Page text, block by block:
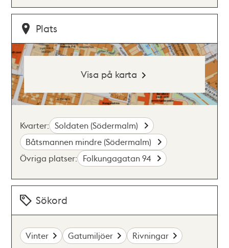
Plats
Visa på karta
Kvarter: Soldaten (Södermalm)
Båtsmannen mindre (Södermalm)
Övriga platser: Folkungagatan 94
Sökord
Vinter Gatumiljöer Rivningar